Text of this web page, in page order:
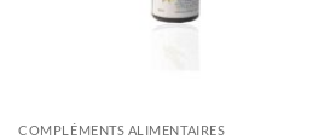
COMPLÉMENTS ALIMENTAIRES